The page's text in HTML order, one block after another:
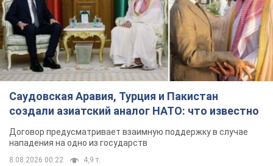
Саудовская Аравия, Турция и Пакистан
создали азиатский аналог НАТО: что известно
Договор предусматривает взаимную поддержку в случае
нападения на одно из государств
8.08.2026 00:22 4,9 т.